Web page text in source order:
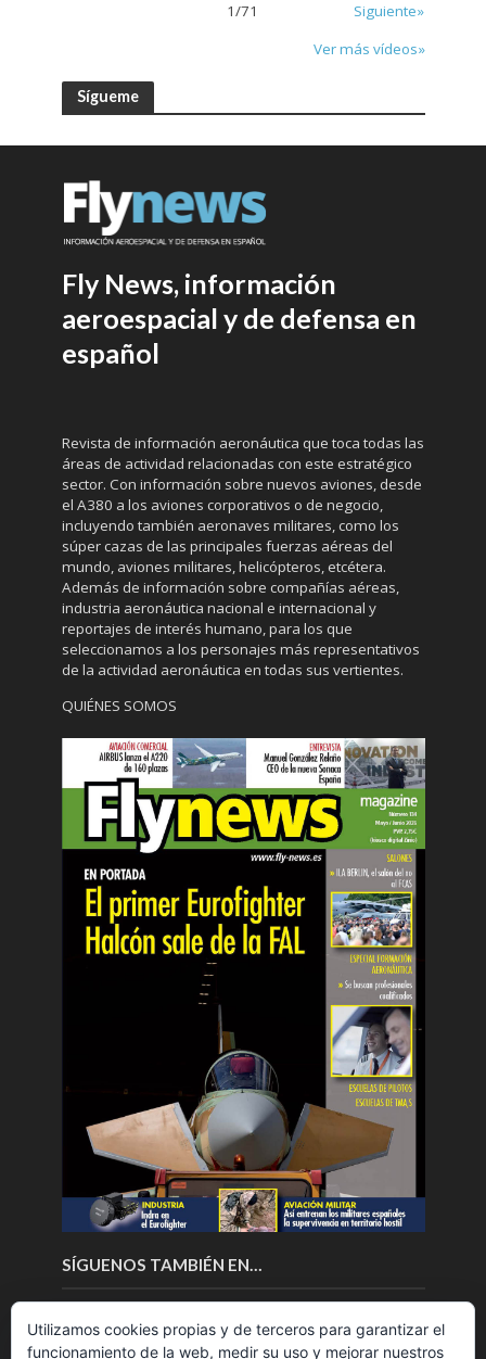
1/71
Siguiente»
Ver más vídeos»
Sígueme
Fly News, información
aeroespacial y de defensa en
español
Revista de información aeronáutica que toca todas las
áreas de actividad relacionadas con este estratégico
sector. Con información sobre nuevos aviones, desde
el A380 a los aviones corporativos o de negocio,
incluyendo también aeronaves militares, como los
súper cazas de las principales fuerzas aéreas del
mundo, aviones militares, helicópteros, etcétera.
Además de información sobre compañías aéreas,
industria aeronáutica nacional e internacional y
reportajes de interés humano, para los que
seleccionamos a los personajes más representativos
de la actividad aeronáutica en todas sus vertientes.
QUIÉNES SOMOS
SÍGUENOS TAMBIÉN EN…
Utilizamos cookies propias y de terceros para garantizar el
funcionamiento de la web, medir su uso y mejorar nuestros